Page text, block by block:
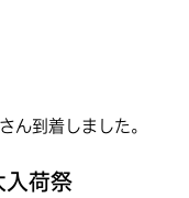
ん到着しました。
入荷祭